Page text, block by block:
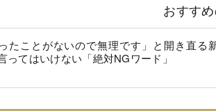
おすす
ったことがないので無理です」と開き直る
ってはいけない「絶対NGワード」